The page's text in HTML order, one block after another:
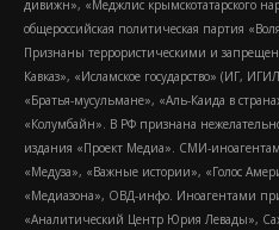
дивижн», «Меджлис крымскотатарского
общероссийская политическая партия
Признаны террористическими и
Кавказ», «Исламское государство» (ИГ,
«Братья-мусульмане», «Аль-Каида в
«Колумбайн». В РФ признана
издания «Проект Медиа». СМИ-
«Медуза», «Важные истории», «Голос
«Медиазона», ОВД-инфо. Иноагентами
«Аналитический Центр Юрия Левады»,